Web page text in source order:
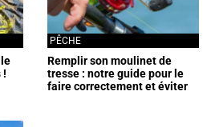
!
Remplir son moulinet de
tresse : notre guide pour le
faire correctement et éviter
PÊCHE